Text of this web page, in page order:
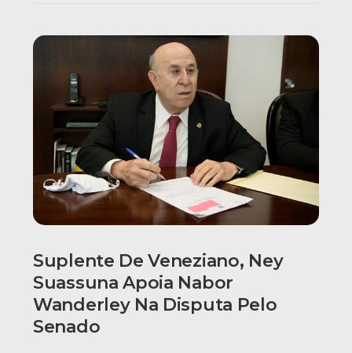
Suplente De Veneziano, Ney
Suassuna Apoia Nabor
Wanderley Na Disputa Pelo
Senado